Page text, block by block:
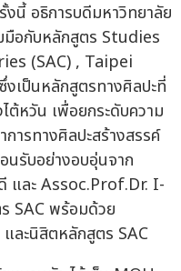
งนี้ อธิการบดีมหาวิทยาลัย
มือกับหลักสูตร Studies
(SAC) , Taipei
ป็นหลักสูตรทางศิลปะที่
ต้หวัน เพื่อยกระดับความ
ารทางศิลปะสร้างสรรค์
นรับอย่างอบอุ่นจาก
ละ Assoc.Prof.Dr. I-
SAC พร้อมด้วย
ละนิสิตหลักสูตร SAC